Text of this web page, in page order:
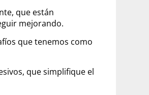
que están
mejorando.
que tenemos como
que simplifique el